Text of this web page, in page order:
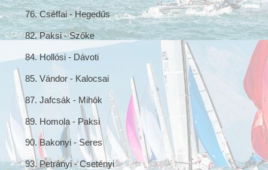
76. Cséffai - Hegedűs
82. Paksi - Szőke
84. Hollósi - Dávoti
85. Vándor - Kalocsai
87. Jafcsák - Mihók
89. Homola - Paksi
90. Bakonyi - Seres
93. Petrányi - Csetényi